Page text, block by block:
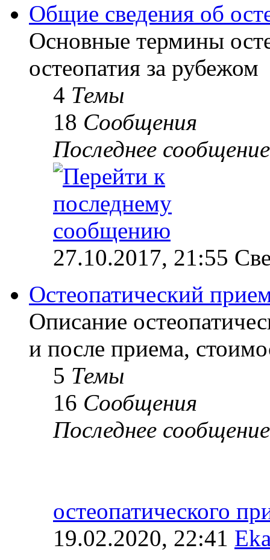
Общие сведения об
Основные термины
остеопатия за рубежом
4 Темы
18 Сообщения
Последнее сообщение
27.10.2017, 21:55
Остеопатический
Описание
и после приема,
5 Темы
16 Сообщения
Последнее сообщение
остеопатического
19.02.2020, 22:41